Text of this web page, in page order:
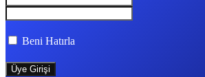
Beni Hatırla